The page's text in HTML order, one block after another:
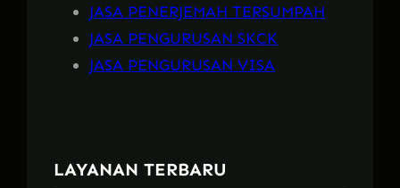
JASA PENERJEMAH TERSUMPAH
JASA PENGURUSAN SKCK
JASA PENGURUSAN VISA
LAYANAN TERBARU